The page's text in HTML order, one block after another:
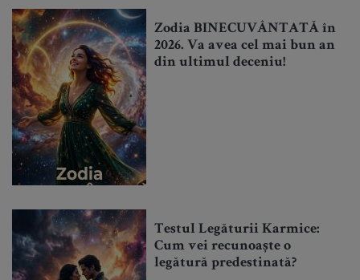
Zodia BINECUVÂNTATĂ în
2026. Va avea cel mai bun an
din ultimul deceniu!
Testul Legăturii Karmice:
Cum vei recunoaște o
legătură predestinată?